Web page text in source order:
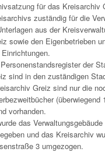
für das Kreisarchiv
zuständig für die
aus der
sowie den Eigenbetrieben
der
sind in den zuständigen
Greiz sind nur die
(überwiegend
vorhanden.
das Verwaltungsgebäude
und das Kreisarchiv
3 umgezogen.